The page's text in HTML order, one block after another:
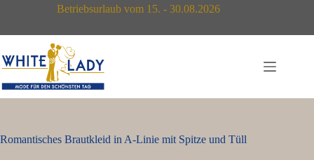
Betriebsurlaub vom 15. - 30.08.2026
Romantisches Brautkleid in A-Linie mit Spitze und Tüll